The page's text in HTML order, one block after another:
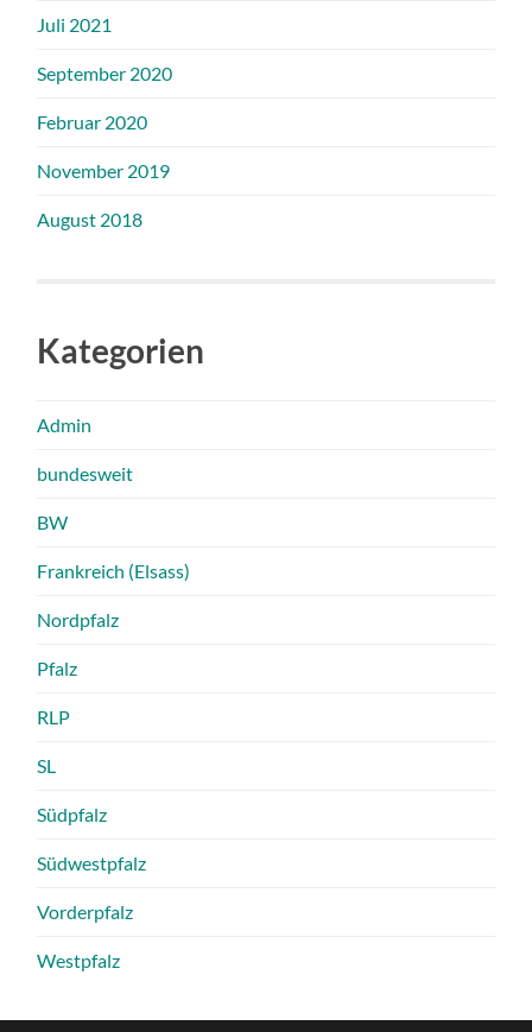
Juli 2021
September 2020
Februar 2020
November 2019
August 2018
Kategorien
Admin
bundesweit
BW
Frankreich (Elsass)
Nordpfalz
Pfalz
RLP
SL
Südpfalz
Südwestpfalz
Vorderpfalz
Westpfalz